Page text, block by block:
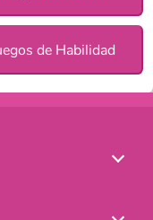
de Habilidad